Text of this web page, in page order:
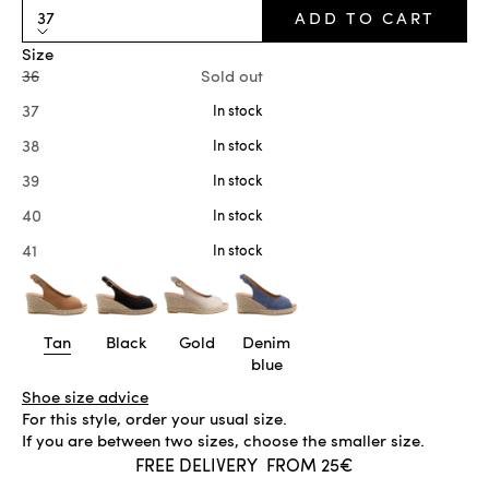
Tan Black Gold
Denim
blue
37
Size
36
Sold out
37
In stock
38 In stock
39 In stock
40 In stock
41 In stock
ADD TO CART
Shoe size advice
For this style, order your usual size.
If you are between two sizes, choose the smaller size.
IN STOCK
FREE DELIVERY FROM 25€